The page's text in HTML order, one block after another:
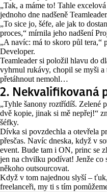
„Tak, a máme to! Tahle
jednoho dne nadšeně
„To sice jo, šéfe, ale jak to
proces,“ mírnila jeho nadšení
„A navíc: má to skoro půl tera,“
Developer.
Teamleader si položil hlavu do
vyhrnul rukávy, chopil se myši
přetáhnout nemohl…
2. Nekvalifikovaná
„Tyhle šanony roztřídíš. Zelené
dvě kopie, jinak si mě nepřej!“
šéfky.
Dívka si povzdechla a otevřela
přesčas. Navíc dneska, když v
event. Bude tam i ON, princ se
jen na chvilku podívat! Jenže
někoho outsourcovat.
Když v tom najednou slyší –
freelanceři, my ti s tím